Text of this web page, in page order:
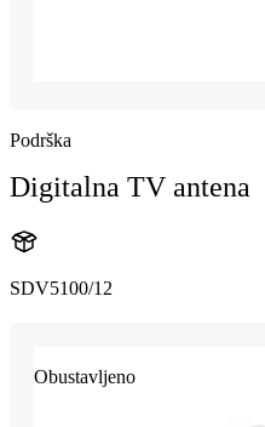
Podrška
Digitalna TV antena
SDV5100/12
Obustavljeno